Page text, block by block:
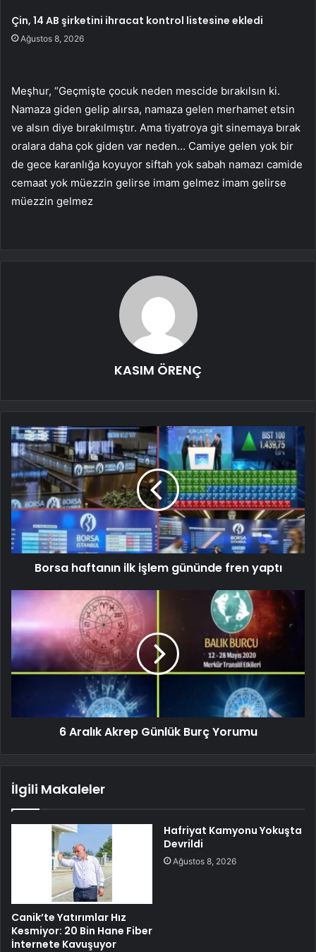
Çin, 14 AB şirketini ihracat kontrol listesine ekledi
Ağustos 8, 2026
Meşhur, “Geçmişte çocuk neden mescide bırakılsın ki.
Namaza giden gelip alırsa, namaza gelen merhamet etsin
ve alsın diye bırakılmıştır. Ama tiyatroya git sinemaya bırak
oralara daha çok giden var neden… Camiye gelen yok bir
de gece karanlığa koyuyor siftah yok sabah namazı camide
cemaat yok müezzin gelirse imam gelmez imam gelirse
müezzin gelmez
KASIM ÖRENÇ
Borsa haftanın ilk işlem gününde fren yaptı
6 Aralık Akrep Günlük Burç Yorumu
İlgili Makaleler
Canik’te Yatırımlar Hız
Kesmiyor: 20 Bin Hane Fiber
İnternete Kavuşuyor
Hafriyat Kamyonu Yokuşta
Devrildi
Ağustos 8, 2026